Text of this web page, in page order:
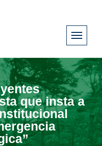
que insta a